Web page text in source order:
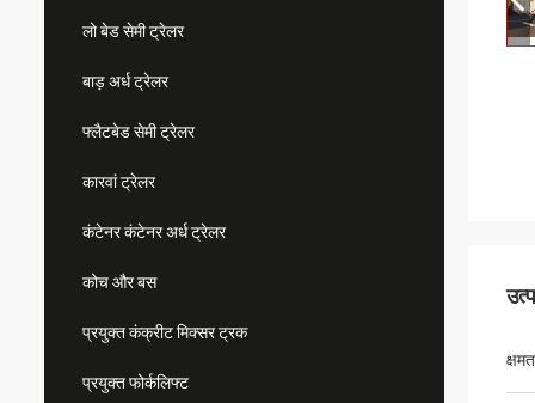
लो बेड सेमी ट्रेलर
बाड़ अर्ध ट्रेलर
फ्लैटबेड सेमी ट्रेलर
कारवां ट्रेलर
कंटेनर कंटेनर अर्ध ट्रेलर
कोच और बस
प्रयुक्त कंक्रीट मिक्सर ट्रक
प्रयुक्त फोर्कलिफ्ट